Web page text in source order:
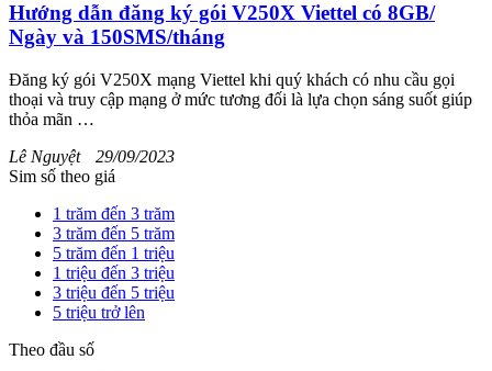
Hướng dẫn đăng ký gói V250X Viettel có 8GB/
Ngày và 150SMS/tháng
Đăng ký gói V250X mạng Viettel khi quý khách có nhu cầu gọi
thoại và truy cập mạng ở mức tương đối là lựa chọn sáng suốt giúp
thỏa mãn …
Lê Nguyệt
29/09/2023
Sim số theo giá
1 trăm đến 3 trăm
3 trăm đến 5 trăm
5 trăm đến 1 triệu
1 triệu đến 3 triệu
3 triệu đến 5 triệu
5 triệu trở lên
Theo đầu số